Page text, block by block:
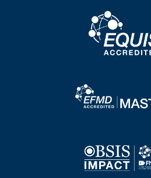
Image
Image
Image